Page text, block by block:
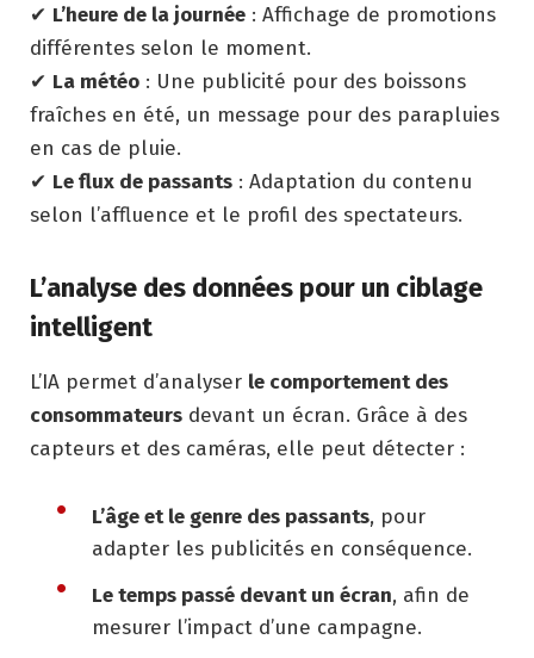
✔ L’heure de la journée : Affichage de promotions
différentes selon le moment.
✔ La météo : Une publicité pour des boissons
fraîches en été, un message pour des parapluies
en cas de pluie.
✔ Le flux de passants : Adaptation du contenu
selon l’affluence et le profil des spectateurs.
L’analyse des données pour un ciblage
intelligent
L’IA permet d’analyser le comportement des
consommateurs devant un écran. Grâce à des
capteurs et des caméras, elle peut détecter :
L’âge et le genre des passants, pour
adapter les publicités en conséquence.
Le temps passé devant un écran, afin de
mesurer l’impact d’une campagne.